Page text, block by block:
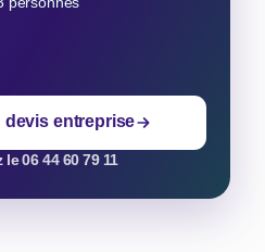
devis entreprise
06 44 60 79 11